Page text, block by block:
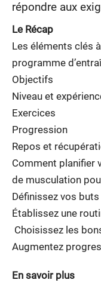
répondre aux
Le Récap
Les éléments clés
programme
Objectifs
Niveau et
Exercices
Progression
Repos et
Comment planifier
de musculation
Définissez vos buts
Établissez une
Choisissez les
Augmentez
En savoir plus